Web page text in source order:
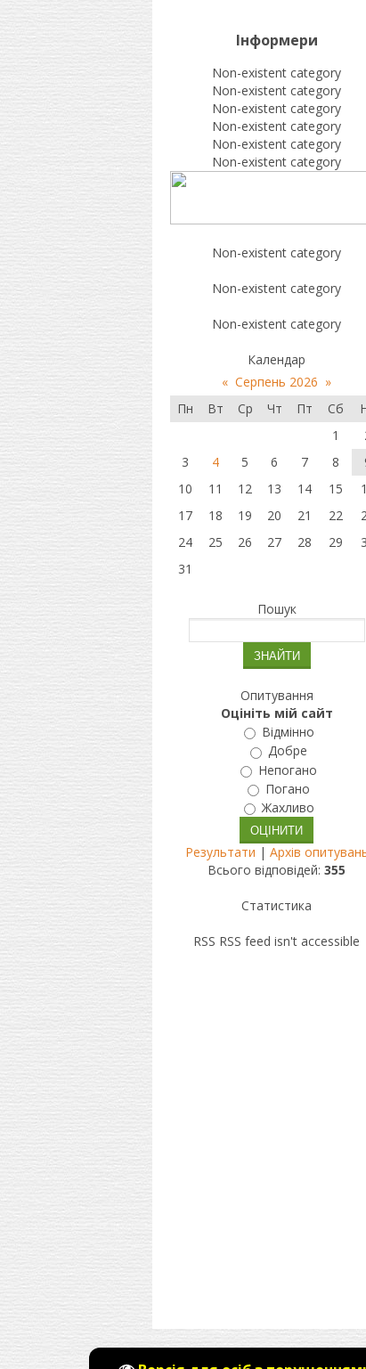
Інформери
Non-existent category
Non-existent category
Non-existent category
Non-existent category
Non-existent category
Non-existent category
Non-existent category
Non-existent category
Non-existent category
Календар
« Серпень 2026 »
Пн
Вт Ср Чт Пт Сб
1
3
4 5 6 7 8
10
11 12 13 14 15
17
18 19 20 21 22
24
25 26 27 28 29
31
Пошук
Опитування
Оцініть мій сайт
Відмінно
Добре
Непогано
Погано
Жахливо
Результати | Архів
Всього відповідей: 355
Статистика
RSS RSS feed isn't accessible